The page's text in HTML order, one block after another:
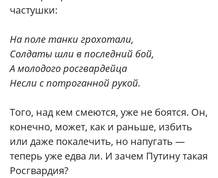
частушки:
На поле танки грохотали,
Солдаты шли в последний бой,
А молодого росгвардейца
Несли с потроганной рукой.
Того, над кем смеются, уже не боятся. Он,
конечно, может, как и раньше, избить
или даже покалечить, но напугать —
теперь уже едва ли. И зачем Путину такая
Росгвардия?